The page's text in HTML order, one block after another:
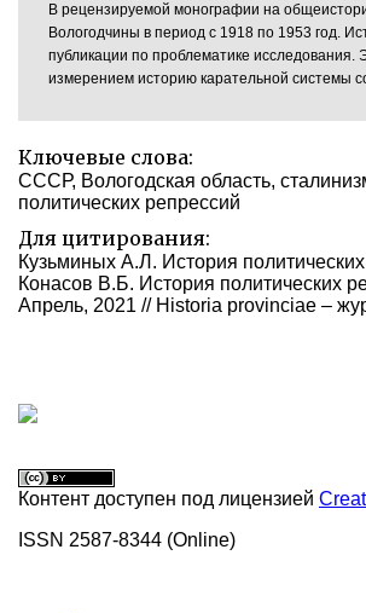
В рецензируемой монографии на
Вологодчины в период с 1918 по 1953 год.
публикации по проблематике исследования.
измерением историю карательной системы
Ключевые слова:
СССР, Вологодская область,
политических репрессий
Для цитирования:
Кузьминых А.Л. История
Конасов В.Б. История политических
Апрель, 2021 // Historia provinciae –
Контент доступен под лицензией
ISSN 2587-8344 (Online)